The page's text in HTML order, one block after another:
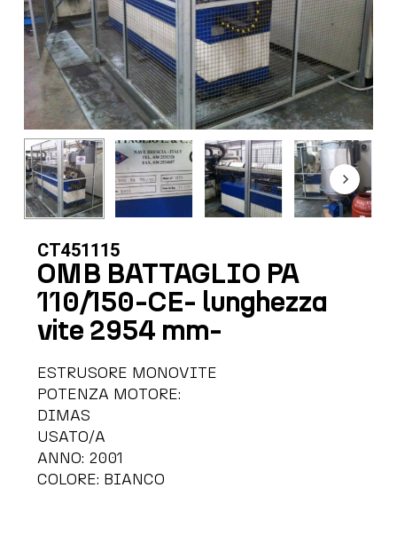
CT451115
OMB BATTAGLIO PA
110/150-CE- lunghezza
vite 2954 mm-
ESTRUSORE MONOVITE
POTENZA MOTORE:
DIMAS
USATO/A
ANNO: 2001
COLORE: BIANCO